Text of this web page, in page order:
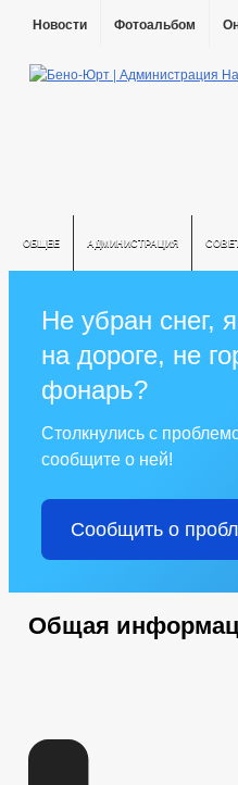
Новости Фотоальбом
ОБЩЕЕ АДМИНИСТРАЦИЯ
Не убран снег,
на дороге, не
фонарь?
Столкнулись с
сообщите о ней!
Сообщить о
Общая